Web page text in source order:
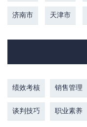
济南市 天津市
绩效考核 销售管理
谈判技巧 职业素养